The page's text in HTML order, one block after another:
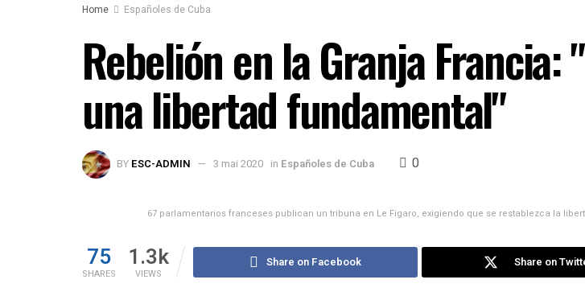
Home Españoles de Cuba
Rebelión en la Granja
una libertad fundamental"
BY ESC-ADMIN 3 mai 2020 in Españoles de Cuba 0
67 parlamentarios franceses publican un tribuna en Le Figaro, exigiendo que se restablezca la
75
SHARES
1.3k
VIEWS
Share on Facebook Share on